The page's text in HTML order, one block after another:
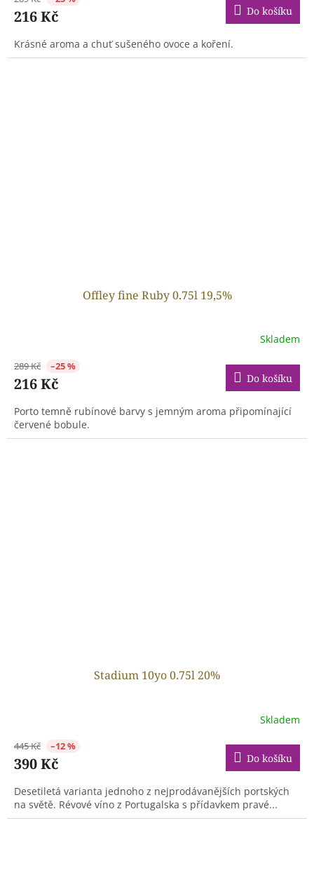
216 Kč Do košíku
Krásné aroma a chuť sušeného ovoce a koření.
Offley fine Ruby 0.75l 19,5%
Skladem
289 Kč –25 %
216 Kč Do košíku
Porto temně rubínové barvy s jemným aroma připomínající
červené bobule.
Stadium 10yo 0.75l 20%
Skladem
445 Kč –12 %
390 Kč Do košíku
Desetiletá varianta jednoho z nejprodávanějších portských
na světě. Révové víno z Portugalska s přídavkem pravé...